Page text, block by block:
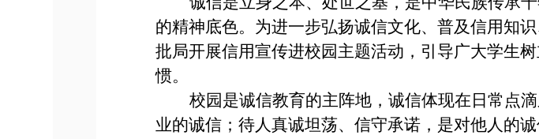
的精神底色。为进一步弘扬诚信文化、普及信用知
批局开展信用宣传进校园主题活动，引导广大学生
惯。
校园是诚信教育的主阵地，诚信体现在日常点
业的诚信；待人真诚坦荡、信守承诺，是对他人的